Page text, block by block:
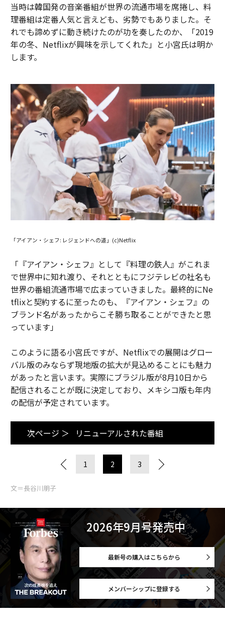
当時は韓国発の音楽番組が世界の流通市場を席捲し、料
理番組は定番人気と言えども、劣勢でもありました。そ
れでも諦めずに動き続けたのが功を奏したのか、「2019
年の冬、Netflixが興味を示してくれた」と小宮氏は明か
します。
「アイアン・シェフ: レジェンドへの道」(c)Netflix
「『アイアン・シェフ』として『料理の鉄人』がこれま
で世界中に知れ渡り、それとともにフジテレビの社名も
世界の番組流通市場で広まっていきました。最終的にNe
tflixと契約するに至ったのも、『アイアン・シェフ』の
ブランド名があったからこそ勝ち取ることができたと思
っています」
このように語る小宮氏ですが、Netflixでの展開はグロー
バル版のみならず現地版の拡大が見込めることにも魅力
があったと言います。実際にブラジル版が8月10日から
配信されることが既に決定しており、メキシコ版も年内
の配信が予定されています。
次ページ ＞ リニューアルされた番組
1 2 3
文＝長谷川朋子
2026年9月号発売中
最新号の購入はこちらから
メンバーシップに登録する